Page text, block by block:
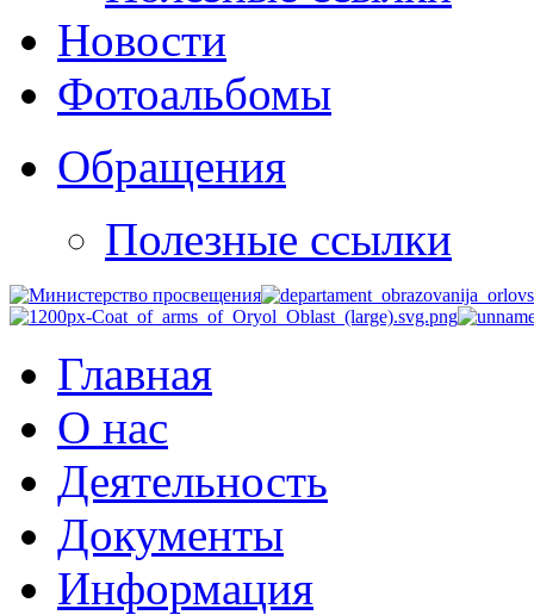
Новости
Фотоальбомы
Обращения
Полезные ссылки
Главная
О нас
Деятельность
Документы
Информация